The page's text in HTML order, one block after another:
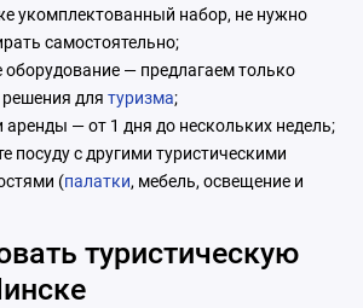
укомплектованный набор, не нужно
самостоятельно;
оборудование — предлагаем только
для туризма;
аренды — от 1 дня до нескольких недель;
посуду с другими туристическими
(палатки, мебель, освещение и
туристическую